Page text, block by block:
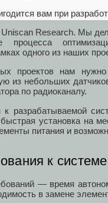
вам при
Research. Мы
одного из наших
проектов нам
из небольших
по радиоканалу.
к разрабатываемой
установка на
питания и
к
— время
в замене